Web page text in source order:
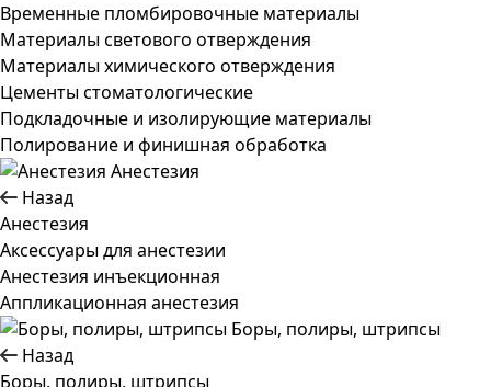
Временные пломбировочные материалы
Материалы светового отверждения
Материалы химического отверждения
Цементы стоматологические
Подкладочные и изолирующие материалы
Полирование и финишная обработка
Анестезия
Назад
Анестезия
Аксессуары для анестезии
Анестезия инъекционная
Аппликационная анестезия
Боры, полиры, штрипсы
Назад
Боры, полиры, штрипсы